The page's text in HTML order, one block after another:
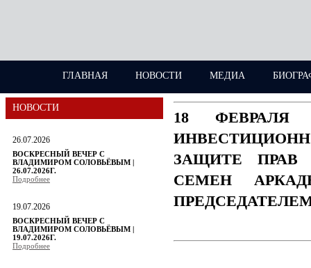
ГЛАВНАЯ НОВОСТИ МЕДИА
НОВОСТИ
26.07.2026
ВОСКРЕСНЫЙ ВЕЧЕР С
ВЛАДИМИРОМ СОЛОВЬЁВЫМ |
26.07.2026Г.
Подробнее
19.07.2026
ВОСКРЕСНЫЙ ВЕЧЕР С
ВЛАДИМИРОМ СОЛОВЬЁВЫМ |
19.07.2026Г.
Подробнее
18 ФЕВРАЛЯ
ЗАЩИТЕ ПРАВ
СЕМЕН